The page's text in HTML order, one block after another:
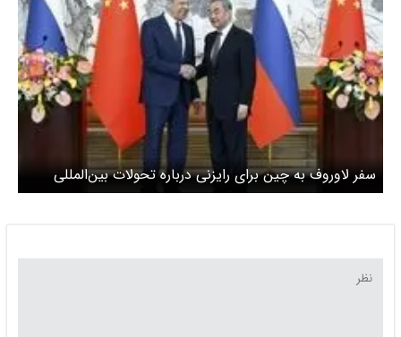
سفر لاوروف به چین برای رایزنی درباره تحولات بین‌المللی